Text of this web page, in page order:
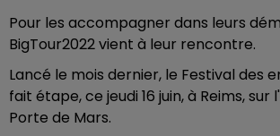
Pour les accompagner dans leurs
BigTour2022 vient à leur rencontre.
Lancé le mois dernier, le Festival des
fait étape, ce jeudi 16 juin, à Reims,
Porte de Mars.